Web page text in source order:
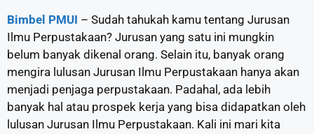
Bimbel PMUI – Sudah tahukah kamu tentang Jurusan
Ilmu Perpustakaan? Jurusan yang satu ini mungkin
belum banyak dikenal orang. Selain itu, banyak orang
mengira lulusan Jurusan Ilmu Perpustakaan hanya akan
menjadi penjaga perpustakaan. Padahal, ada lebih
banyak hal atau prospek kerja yang bisa didapatkan oleh
lulusan Jurusan Ilmu Perpustakaan. Kali ini mari kita